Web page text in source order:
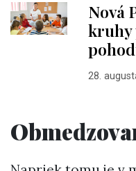
Nová
kruhy
28.